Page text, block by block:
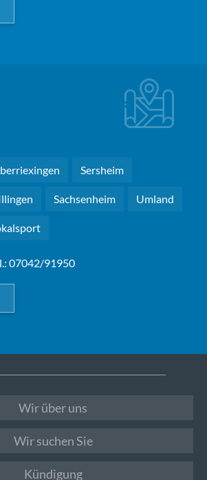
Sersheim
Sachsenheim Umland
07042/91950
Wir über uns
Wir suchen Sie
Kündigung